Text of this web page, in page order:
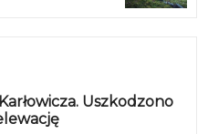
Uszkodzono